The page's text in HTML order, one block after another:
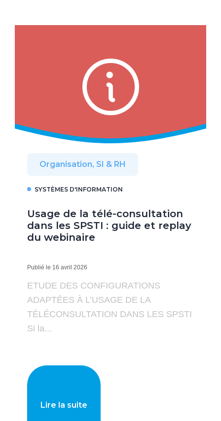
Organisation, SI & RH
SYSTÈMES D'INFORMATION
Usage de la télé-consultation
dans les SPSTI : guide et replay
du webinaire
Publié le 16 avril 2026
ETUDE DES CONFIGURATIONS
ADAPTÉES À L’USAGE DE LA
TÉLÉCONSULTATION DANS LES SPSTI
Si la...
Lire la suite